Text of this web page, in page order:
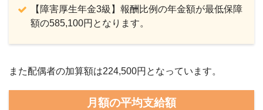
【障害厚生年金3級】報酬比例の年金額が最低保障
額の585,100円となります。
また配偶者の加算額は224,500円となっています。
月額の平均支給額